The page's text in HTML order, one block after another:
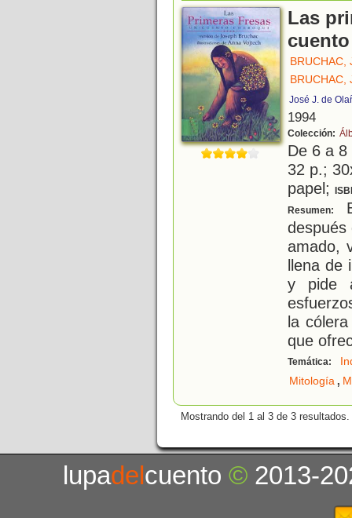
Las
BRUCHAC,
BRUCHAC,
José J. de
1994
Colección:
De 6 a
32 p.;
papel;
Resumen:
amado,
llena de
y pide
la
que
Temática:
Mitología,
Mostrando del 1 al 3 de 3 resultados.
lupadelcuento© 2013-